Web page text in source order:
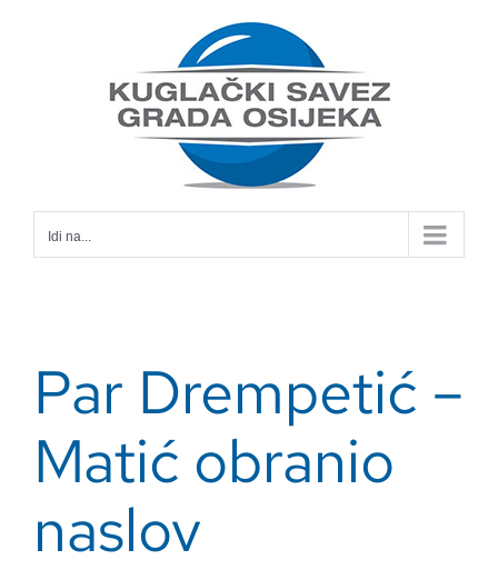
Idi na...
Par Drempetić –
Matić obranio
naslov